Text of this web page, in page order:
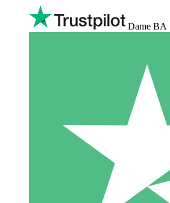
Dame BA